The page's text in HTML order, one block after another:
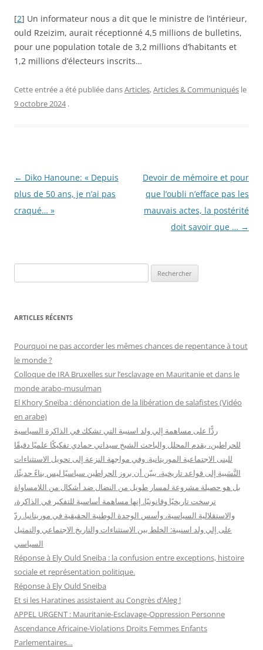
[2] Un informateur nous a dit que le ministre de l’intérieur,
ould Rzeizim, aurait réceptionné 4,5 millions de bulletins,
pour une population totale de 3,2 millions d’habitants et
1,2 millions d’électeurs inscrits…
Cette entrée a été publiée dansArticles,Articles & Communiqués le
9 octobre 2024 .
Navigation
des
articles
← Diko Hanoune: « Depuis
plus de 50 ans, je n’ai pas
craqué… »
Devoir de mémoire et pour
que l’oubli n’efface pas les
mauvais actes, la postérité
doit savoir que … →
e
h
r
c
h
r
ARTICLES RÉCENTS
Pourquoi ne pas accorder les mêmes chances de repentance à tout
le monde ?
Colloque de IRA Bruxelles sur l’esclavage en Mauritanie et dans le
monde arabo-musulman
El Khory Sneïba : dénonciation de la libération de salafistes (Vidéo
en arabe)
ردًّا على مساهمة إلي ولد اسنيبة التي تشكك في الذاكرة السياسية
للحراطين، يقدم المحلل والباحث الشيخ سيداتي حمادي تفكيكًا علميًا دقيقًا
للبنى الاجتماعية الموريتانية. وفي مواجهة النزعة إلى تحويل الاستثناءات
النَّسَبية إلى قواعد تاريخية، يبيّن أن بروز الحراطين سياسيًا ليس بناءً حديثًا،
بل هو حصيلة مشروعة لمسار طويل من النضال ضد أشكال من اللامساواة
ترسخت تاريخيًا وقانونيًا. إنها مساهمة أساسية للتفكير في الذاكرة،
والاستقلالية السياسية، وأسس الوحدة الوطنية الحقيقية في موريتانيا. ردّ
على إلي ولد اسنيبة: الخلط بين الاستثناءات والتاريخ الاجتماعي والتمثيل
السياسي
Réponse à Ely Ould Sneiba : la confusion entre exceptions, histoire
sociale et représentation politique.
Réponse à Ely Ould Sneiba
Et si les Haratines assistaient au Congrès d’Aleg !
APPEL URGENT : Mauritanie-Esclavage-Oppression Personne
Ascendance Africaine-Violations Droits Femmes Enfants
Parlementaires…